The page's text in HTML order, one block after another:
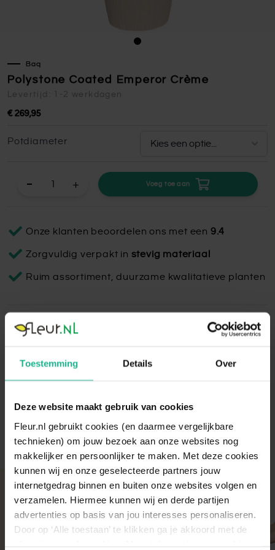
Toestemming Details Over
Deze website maakt gebruik van cookies
Fleur.nl gebruikt cookies (en daarmee vergelijkbare
technieken) om jouw bezoek aan onze websites nog
makkelijker en persoonlijker te maken. Met deze cookies
kunnen wij en onze geselecteerde partners jouw
internetgedrag binnen en buiten onze websites volgen en
verzamelen. Hiermee kunnen wij en derde partijen
advertenties op basis van jou interesses personaliseren.
Door op ‘Alle toestaan’ te klikken ga je akkoord met de
Baq
Polystone Coated Emperor Crème
Levertijd: 1-2 werkdagen
€ 269,95
Potdiameter
+ Voeg toe aan
Onze klanten beoordelen ons met een 9.4
Zorgvuldig verpakt in stevig materiaal
Ruim assortiment, duurzame kwalitatieve planten
Polystone Coated Emperor Crème
als ware eye-catcher!
Met aandacht verpakt
Onze kamer- en tuinplanten komen elke ochtend
direct van de kweker binnen. Verser kan niet!
Zodra de planten bij ons binnen zijn, vindt er altijd